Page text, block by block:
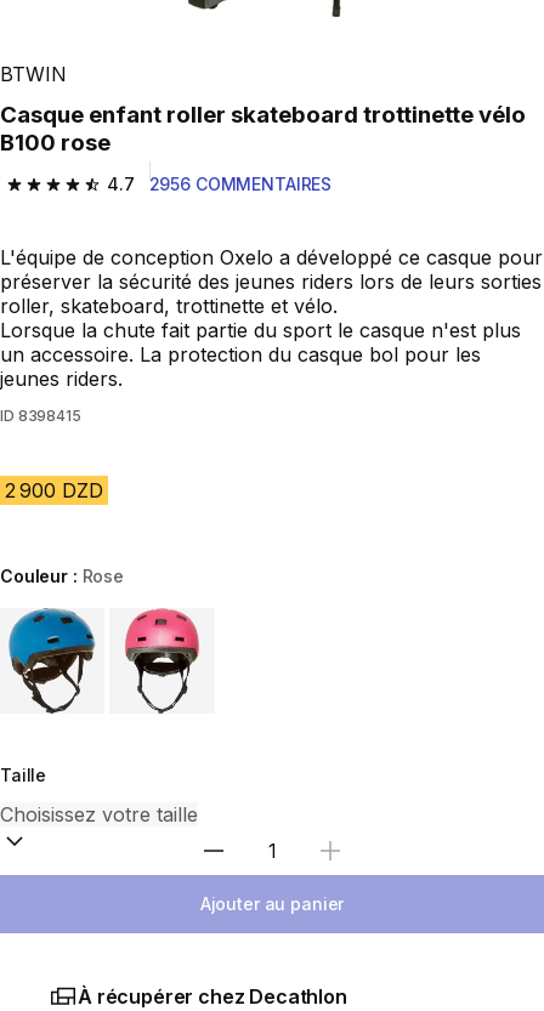
BTWIN
Casque enfant roller skateboard trottinette vélo
B100 rose
4.7
4.7 out of 5 stars from 2956 reviews
2956 COMMENTAIRES
L'équipe de conception Oxelo a développé ce casque pour
préserver la sécurité des jeunes riders lors de leurs sorties
roller, skateboard, trottinette et vélo.
Lorsque la chute fait partie du sport le casque n'est plus
un accessoire. La protection du casque bol pour les
jeunes riders.
ID 8398415
2 900 DZD
Couleur : Rose
Choose a variant
Taille
Sélectionnez la quantité
Ajouter au panier
À récupérer chez Decathlon